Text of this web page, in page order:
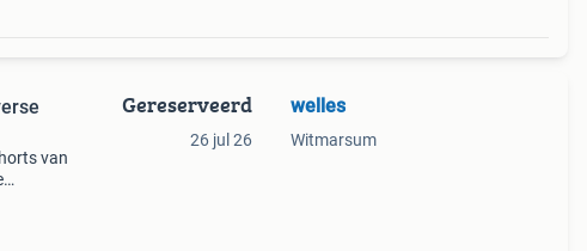
van
Gereserveerd
26 jul 26
welles
Witmarsum